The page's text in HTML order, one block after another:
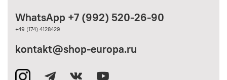
WhatsApp +7 (992) 520-26-90
+49 (174) 4128429
kontakt@shop-europa.ru